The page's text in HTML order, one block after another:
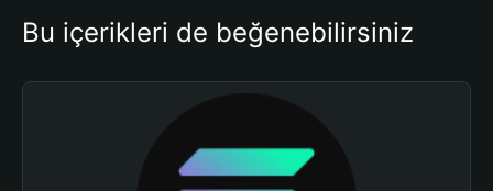
Bu içerikleri de beğenebilirsiniz